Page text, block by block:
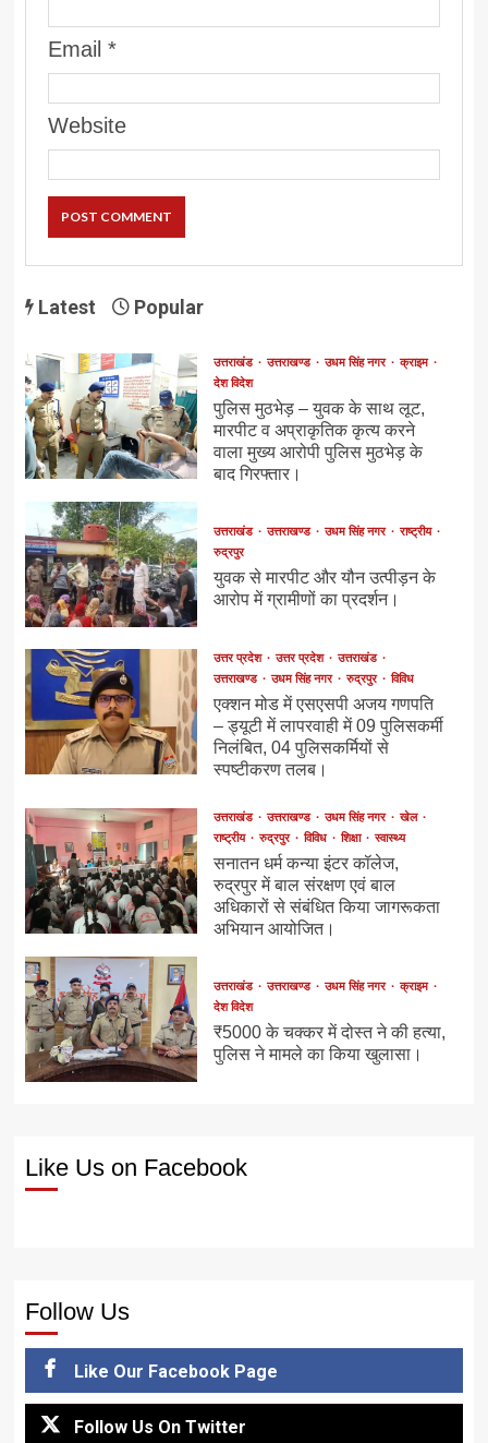
Email*
Website
Latest Popular
उत्तराखंड उत्तराखण्ड उधम सिंह नगर
क्राइम
देश विदेश
पुलिस मुठभेड़ – युवक के साथ लूट,
मारपीट व अप्राकृतिक कृत्य करने
वाला मुख्य आरोपी पुलिस मुठभेड़ के
बाद गिरफ्तार।
उत्तराखंड उत्तराखण्ड उधम सिंह नगर
राष्ट्रीय
रुद्रपुर
युवक से मारपीट और यौन उत्पीड़न के
आरोप में ग्रामीणों का प्रदर्शन।
उत्तर प्रदेश उत्तर प्रदेश
उत्तराखंड
उत्तराखण्ड
उधम सिंह नगर रुद्रपुर विविध
एक्शन मोड में एसएसपी अजय गणपति
– ड्यूटी में लापरवाही में 09 पुलिसकर्मी
निलंबित, 04 पुलिसकर्मियों से
स्पष्टीकरण तलब।
उत्तराखंड उत्तराखण्ड उधम सिंह नगर
खेल
राष्ट्रीय
रुद्रपुर विविध शिक्षा स्वास्थ्य
सनातन धर्म कन्या इंटर कॉलेज,
रुद्रपुर में बाल संरक्षण एवं बाल
अधिकारों से संबंधित किया जागरूकता
अभियान आयोजित।
उत्तराखंड उत्तराखण्ड उधम सिंह नगर
क्राइम
देश विदेश
₹5000 के चक्कर में दोस्त ने की हत्या,
पुलिस ने मामले का किया खुलासा।
Like Us on Facebook
Follow Us
Like Our Facebook Page
Follow Us On Twitter